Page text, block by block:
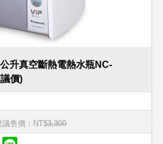
升真空斷熱電熱水瓶NC-
價)
議售價：NT$3,300